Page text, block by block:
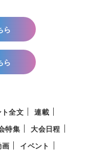
ら
ら
全文
連載
特集
大会日程
画
イベント